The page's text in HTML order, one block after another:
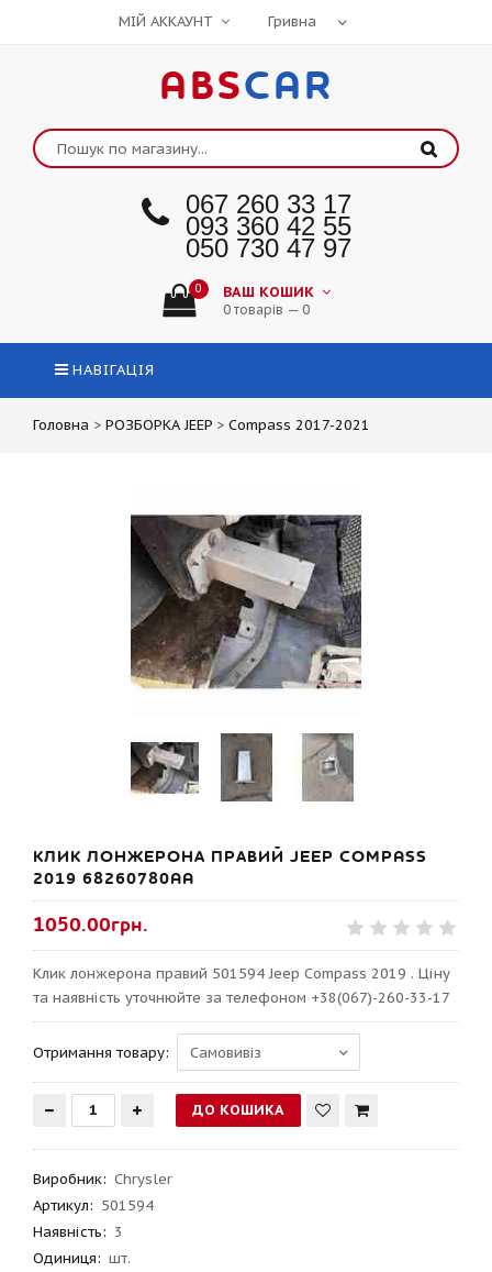
МІЙ АККАУНТ
ABSCAR
067 260 33 17
093 360 42 55
050 730 47 97
0 ВАШ КОШИК
0 товарів — 0
НАВІГАЦІЯ
Головна > РОЗБОРКА JEEP > Compass 2017-2021
КЛИК ЛОНЖЕРОНА ПРАВИЙ JEEP COMPASS
2019 68260780AA
1050.00грн.
Клик лонжерона правий 501594 Jeep Compass 2019 . Ціну
та наявність уточнюйте за телефоном +38(067)-260-33-17
Отримання товару:
Виробник: Chrysler
Артикул: 501594
Наявність: 3
Одиниця: шт.